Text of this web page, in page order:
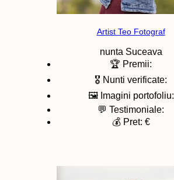
Artist Teo Fotograf
nunta Suceava
🏆 Premii:
🎖️ Nunti verificate:
🖼️ Imagini portofoliu:
💬 Testimoniale:
💰 Pret: €